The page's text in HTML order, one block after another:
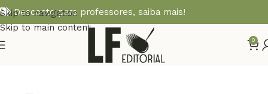
Skip to navigation
Skip to main content
Desconto para professores, saiba mais!
0